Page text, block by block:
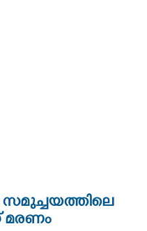
സമുച്ചയത്തിലെ
മരണം